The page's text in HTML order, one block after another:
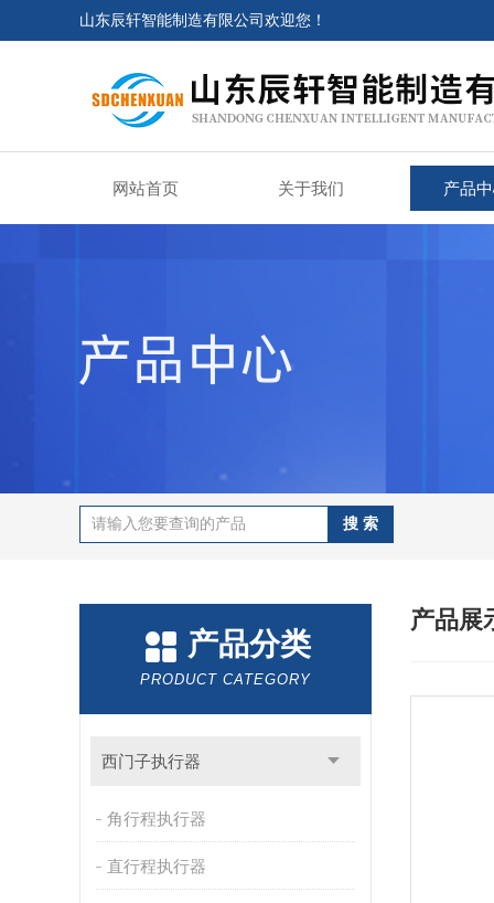
山东辰轩智能制造有限公司欢迎您！
网站首页 关于我们 产品
产品展
产品分类
PRODUCT CATEGORY
西门子执行器
角行程执行器
直行程执行器